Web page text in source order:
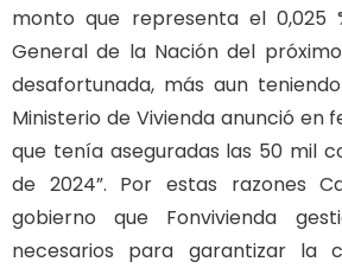
monto que representa el 0,025
General de la Nación del
desafortunada, más aun
Ministerio de Vivienda anunció en
que tenía aseguradas las 50 mil
de 2024”. Por estas razones
gobierno que Fonvivienda
necesarios para garantizar la